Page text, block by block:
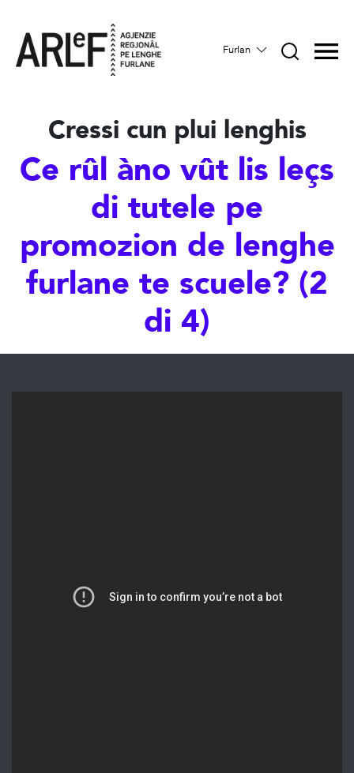
Furlan
Cressi cun plui lenghis
Ce rûl àno vût lis leçs
di tutele pe
promozion de lenghe
furlane te scuele? (2
di 4)